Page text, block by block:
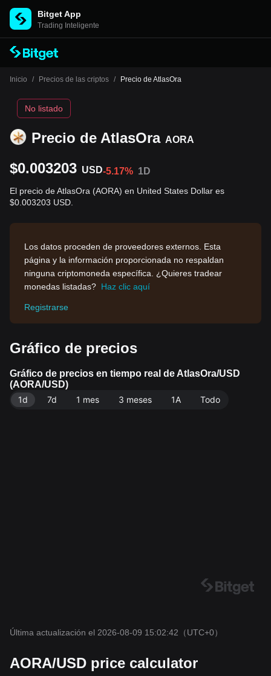
Bitget App
Trading Inteligente
Inicio / Precios de las criptos / Precio de AtlasOra
Precio de AtlasOra AORA
No listado
$0.003203 USD-5.17% 1D
El precio de AtlasOra (AORA) en United States Dollar es
$0.003203 USD.
Los datos proceden de proveedores externos. Esta
página y la información proporcionada no respaldan
ninguna criptomoneda específica. ¿Quieres tradear
monedas listadas? Haz clic aquí
Registrarse
Gráfico de precios
Gráfico de precios en tiempo real de AtlasOra/USD
(AORA/USD)
1d
7d 1 mes 3 meses 1A Todo
Última actualización el 2026-08-09 15:02:42 （UTC+0）
AORA/USD price calculator